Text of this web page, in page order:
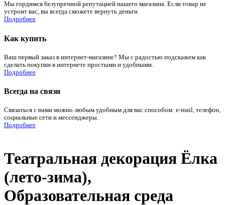
Мы гордимся безупречной репутацией нашего магазина. Если товар не
устроит вас, вы всегда сможете вернуть деньги.
Подробнее
Как купить
Ваш первый заказ в интернет-магазине? Мы с радостью подскажем как
сделать покупки в интернете простыми и удобными.
Подробнее
Всегда на связи
Связаться с нами можно любым удобным для вас способом: e-mail, телефон,
социальные сети и мессенджеры.
Подробнее
Театральная декорация Ёлка
(лето-зима),
Образовательная среда